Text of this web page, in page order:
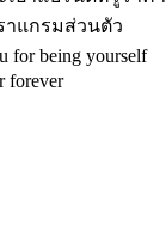
าแกรมส่วนตัว
being yourself
forever